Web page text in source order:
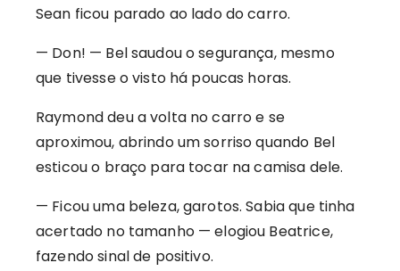
Sean ficou parado ao lado do carro.
— Don! — Bel saudou o segurança, mesmo
que tivesse o visto há poucas horas.
Raymond deu a volta no carro e se
aproximou, abrindo um sorriso quando Bel
esticou o braço para tocar na camisa dele.
— Ficou uma beleza, garotos. Sabia que tinha
acertado no tamanho — elogiou Beatrice,
fazendo sinal de positivo.